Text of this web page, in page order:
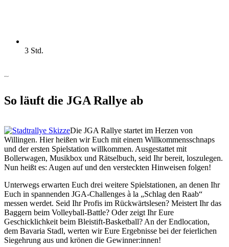
3 Std.
Ablauf
So läuft die JGA Rallye ab
Die JGA Rallye startet im Herzen von
Willingen. Hier heißen wir Euch mit einem Willkommensschnaps
und der ersten Spielstation willkommen. Ausgestattet mit
Bollerwagen, Musikbox und Rätselbuch, seid Ihr bereit, loszulegen.
Nun heißt es: Augen auf und den versteckten Hinweisen folgen!
Unterwegs erwarten Euch drei weitere Spielstationen, an denen Ihr
Euch in spannenden JGA-Challenges à la „Schlag den Raab“
messen werdet. Seid Ihr Profis im Rückwärtslesen? Meistert Ihr das
Baggern beim Volleyball-Battle? Oder zeigt Ihr Eure
Geschicklichkeit beim Bleistift-Basketball? An der Endlocation,
dem Bavaria Stadl, werten wir Eure Ergebnisse bei der feierlichen
Siegehrung aus und krönen die Gewinner:innen!